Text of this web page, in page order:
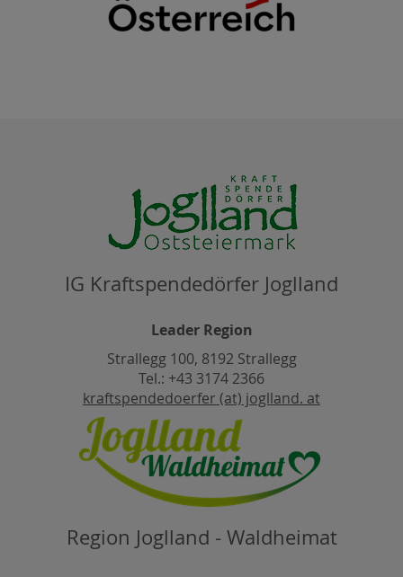
IG Kraftspendedörfer Joglland
Leader Region
Strallegg 100, 8192 Strallegg
Tel.: +43 3174 2366
kraftspendedoerfer (at) joglland. at
Region Joglland - Waldheimat